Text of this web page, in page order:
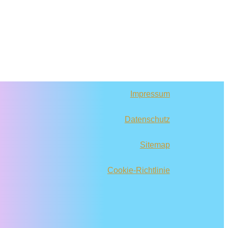
Impressum
Datenschutz
Sitemap
Cookie-Richtlinie